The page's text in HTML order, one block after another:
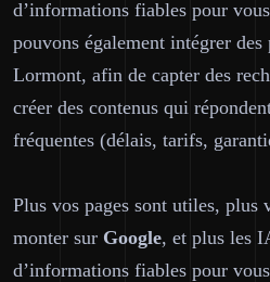
d’informations fiables pour
pouvons également intégrer des
Lormont, afin de capter des
créer des contenus qui
fréquentes (délais, tarifs,
Plus vos pages sont utiles, plus
monter sur Google, et plus les
d’informations fiables pour